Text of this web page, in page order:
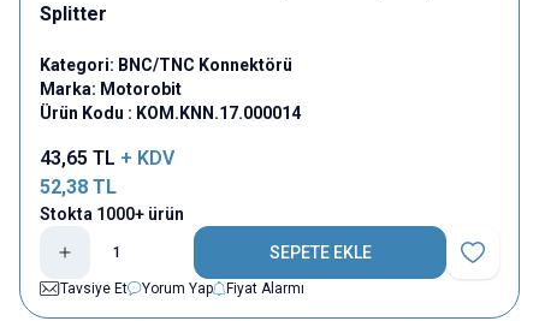
Splitter
Kategori: BNC/TNC Konnektörü
Marka: Motorobit
Ürün Kodu : KOM.KNN.17.000014
43,65 TL + KDV
52,38 TL
Stokta 1000+ ürün
SEPETE EKLE
Favoriye
Tavsiye Et
Yorum Yap Fiyat Alarmı